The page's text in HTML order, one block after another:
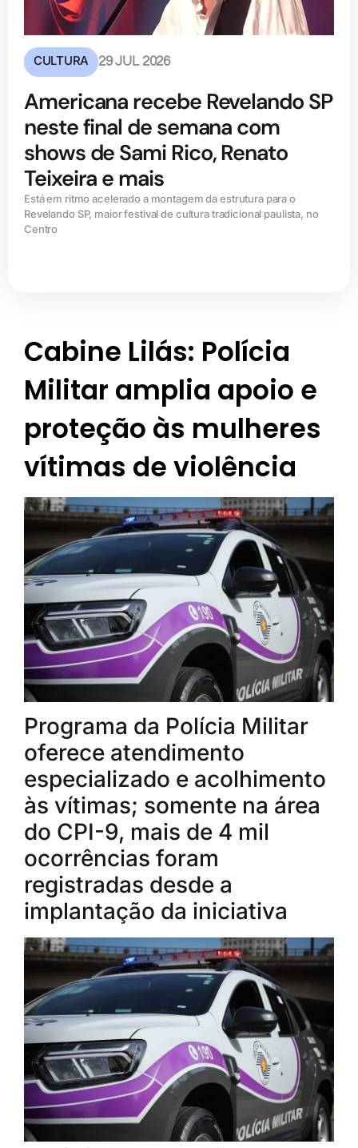
CULTURA 29 JUL 2026
Americana recebe Revelando SP
neste final de semana com
shows de Sami Rico, Renato
Teixeira e mais
Está em ritmo acelerado a montagem da estrutura para o
Revelando SP, maior festival de cultura tradicional paulista, no
Centro
Cabine Lilás: Polícia
Militar amplia apoio e
proteção às mulheres
vítimas de violência
Programa da Polícia Militar
oferece atendimento
especializado e acolhimento
às vítimas; somente na área
do CPI-9, mais de 4 mil
ocorrências foram
registradas desde a
implantação da iniciativa